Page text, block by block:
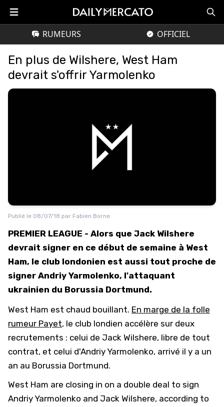
RUMEURS OFFICIEL
En plus de Wilshere, West Ham
devrait s'offrir Yarmolenko
Publié le 08/07/18 par Fabien Borne
PREMIER LEAGUE - Alors que Jack Wilshere
devrait signer en ce début de semaine à West
Ham, le club londonien est aussi tout proche de
signer Andriy Yarmolenko, l'attaquant
ukrainien du Borussia Dortmund.
West Ham est chaud bouillant. En marge de la folle
rumeur Payet, le club londien accélère sur deux
recrutements : celui de Jack Wilshere, libre de tout
contrat, et celui d'Andriy Yarmolenko, arrivé il y a un
an au Borussia Dortmund.
West Ham are closing in on a double deal to sign
Andriy Yarmolenko and Jack Wilshere, according to